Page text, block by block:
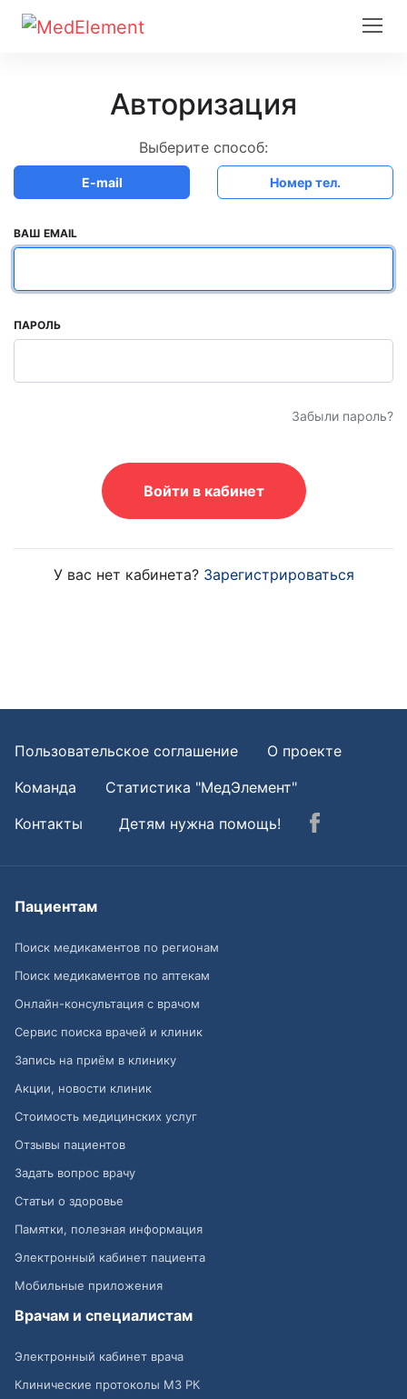
Авторизация
Выберите способ:
E-mail Номер тел.
ВАШ EMAIL
ПАРОЛЬ
Забыли пароль?
Войти в кабинет
У вас нет кабинета? Зарегистрироваться
Пользовательское соглашение
О проекте
Команда
Статистика "МедЭлемент"
Контакты
Детям нужна помощь!
Пациентам
Поиск медикаментов по регионам
Поиск медикаментов по аптекам
Онлайн-консультация с врачом
Сервис поиска врачей и клиник
Запись на приём в клинику
Акции, новости клиник
Стоимость медицинских услуг
Отзывы пациентов
Задать вопрос врачу
Статьи о здоровье
Памятки, полезная информация
Электронный кабинет пациента
Мобильные приложения
Врачам и специалистам
Электронный кабинет врача
Клинические протоколы МЗ РК